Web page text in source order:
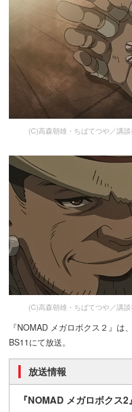
(C)高森朝雄・ちばてつや／講
(C)高森朝雄・ちばてつや／講
『NOMAD メガロボクス２』は
BS11にて放送。
放送情報
『NOMAD メガロボクス2』